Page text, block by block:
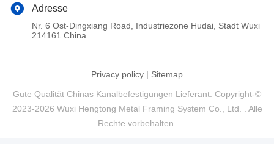
Adresse
Nr. 6 Ost-Dingxiang Road, Industriezone Hudai, Stadt Wuxi
214161 China
Privacy policy | Sitemap
Gute Qualität Chinas Kanalbefestigungen Lieferant. Copyright-©
2023-2026 Wuxi Hengtong Metal Framing System Co., Ltd. . Alle
Rechte vorbehalten.